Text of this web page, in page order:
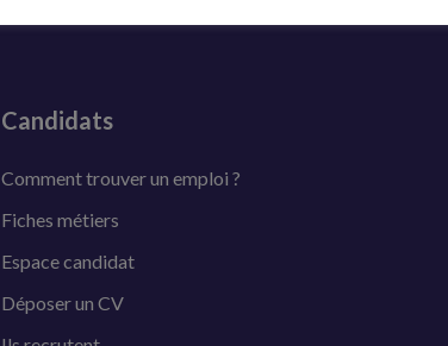
Candidats
Comment trouver un emploi ?
Fiches métiers
Espace candidat
Déposer un CV